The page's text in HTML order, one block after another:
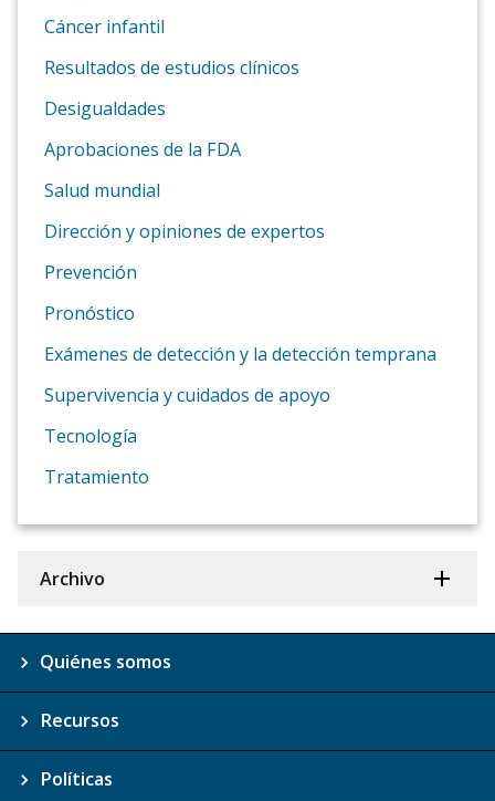
Cáncer infantil
Resultados de estudios clínicos
Desigualdades
Aprobaciones de la FDA
Salud mundial
Dirección y opiniones de expertos
Prevención
Pronóstico
Exámenes de detección y la detección temprana
Supervivencia y cuidados de apoyo
Tecnología
Tratamiento
Archivo
Quiénes somos
Recursos
Políticas